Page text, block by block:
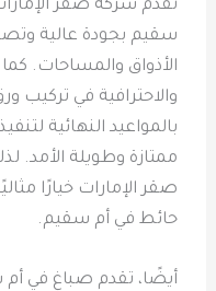
تقدم شركة صقر
سقيم بجودة عالية
الأذواق والمساحات.
والاحترافية في تركيب
بالمواعيد النهائية
ممتازة وطويلة الأمد.
صقر الإمارات خيارًا
حائط في أم سقيم.
أيضًا، تقدم صباغ في